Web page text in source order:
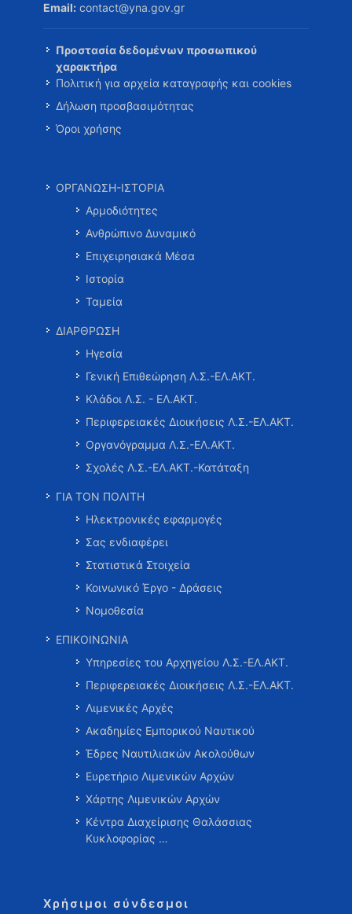
Email: contact@yna.gov.gr
Προστασία δεδομένων προσωπικού
χαρακτήρα
Πολιτική για αρχεία καταγραφής και cookies
Δήλωση προσβασιμότητας
Όροι χρήσης
ΟΡΓΑΝΩΣΗ-ΙΣΤΟΡΙΑ
Αρμοδιότητες
Ανθρώπινο Δυναμικό
Επιχειρησιακά Μέσα
Ιστορία
Ταμεία
ΔΙΑΡΘΡΩΣΗ
Ηγεσία
Γενική Επιθεώρηση Λ.Σ.-ΕΛ.ΑΚΤ.
Κλάδοι Λ.Σ. - ΕΛ.ΑΚΤ.
Περιφερειακές Διοικήσεις Λ.Σ.-ΕΛ.ΑΚΤ.
Οργανόγραμμα Λ.Σ.-ΕΛ.ΑΚΤ.
Σχολές Λ.Σ.-ΕΛ.ΑΚΤ.-Κατάταξη
ΓΙΑ ΤΟΝ ΠΟΛΙΤΗ
Ηλεκτρονικές εφαρμογές
Σας ενδιαφέρει
Στατιστικά Στοιχεία
Κοινωνικό Έργο - Δράσεις
Νομοθεσία
ΕΠΙΚΟΙΝΩΝΙΑ
Υπηρεσίες του Αρχηγείου Λ.Σ.-ΕΛ.ΑΚΤ.
Περιφερειακές Διοικήσεις Λ.Σ.-ΕΛ.ΑΚΤ.
Λιμενικές Αρχές
Ακαδημίες Εμπορικού Ναυτικού
Έδρες Ναυτιλιακών Ακολούθων
Ευρετήριο Λιμενικών Αρχών
Χάρτης Λιμενικών Αρχών
Κέντρα Διαχείρισης Θαλάσσιας
Κυκλοφορίας …
Χρήσιμοι σύνδεσμοι